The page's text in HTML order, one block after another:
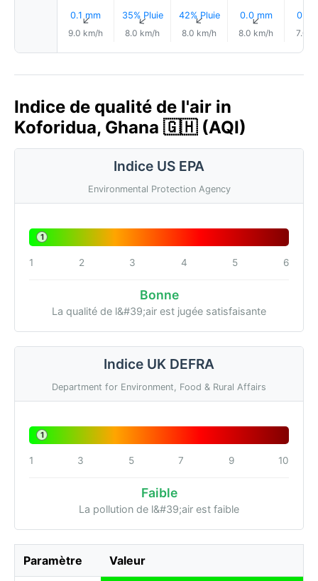
0.1 mm
↑
9.0 km/h
35% Pluie
↑
8.0 km/h
42% Pluie
↑
8.0 km/h
0.0 mm
↑
8.0 km/h
0.0
7.0
Indice de qualité de l'air in
Koforidua, Ghana 🇬🇭 (AQI)
Indice US EPA
Environmental Protection Agency
1
1 2 3 4 5 6
Bonne
La qualité de l&#39;air est jugée satisfaisante
Indice UK DEFRA
Department for Environment, Food & Rural Affairs
1
1 3 5 7 9 10
Faible
La pollution de l&#39;air est faible
Paramètre Valeur